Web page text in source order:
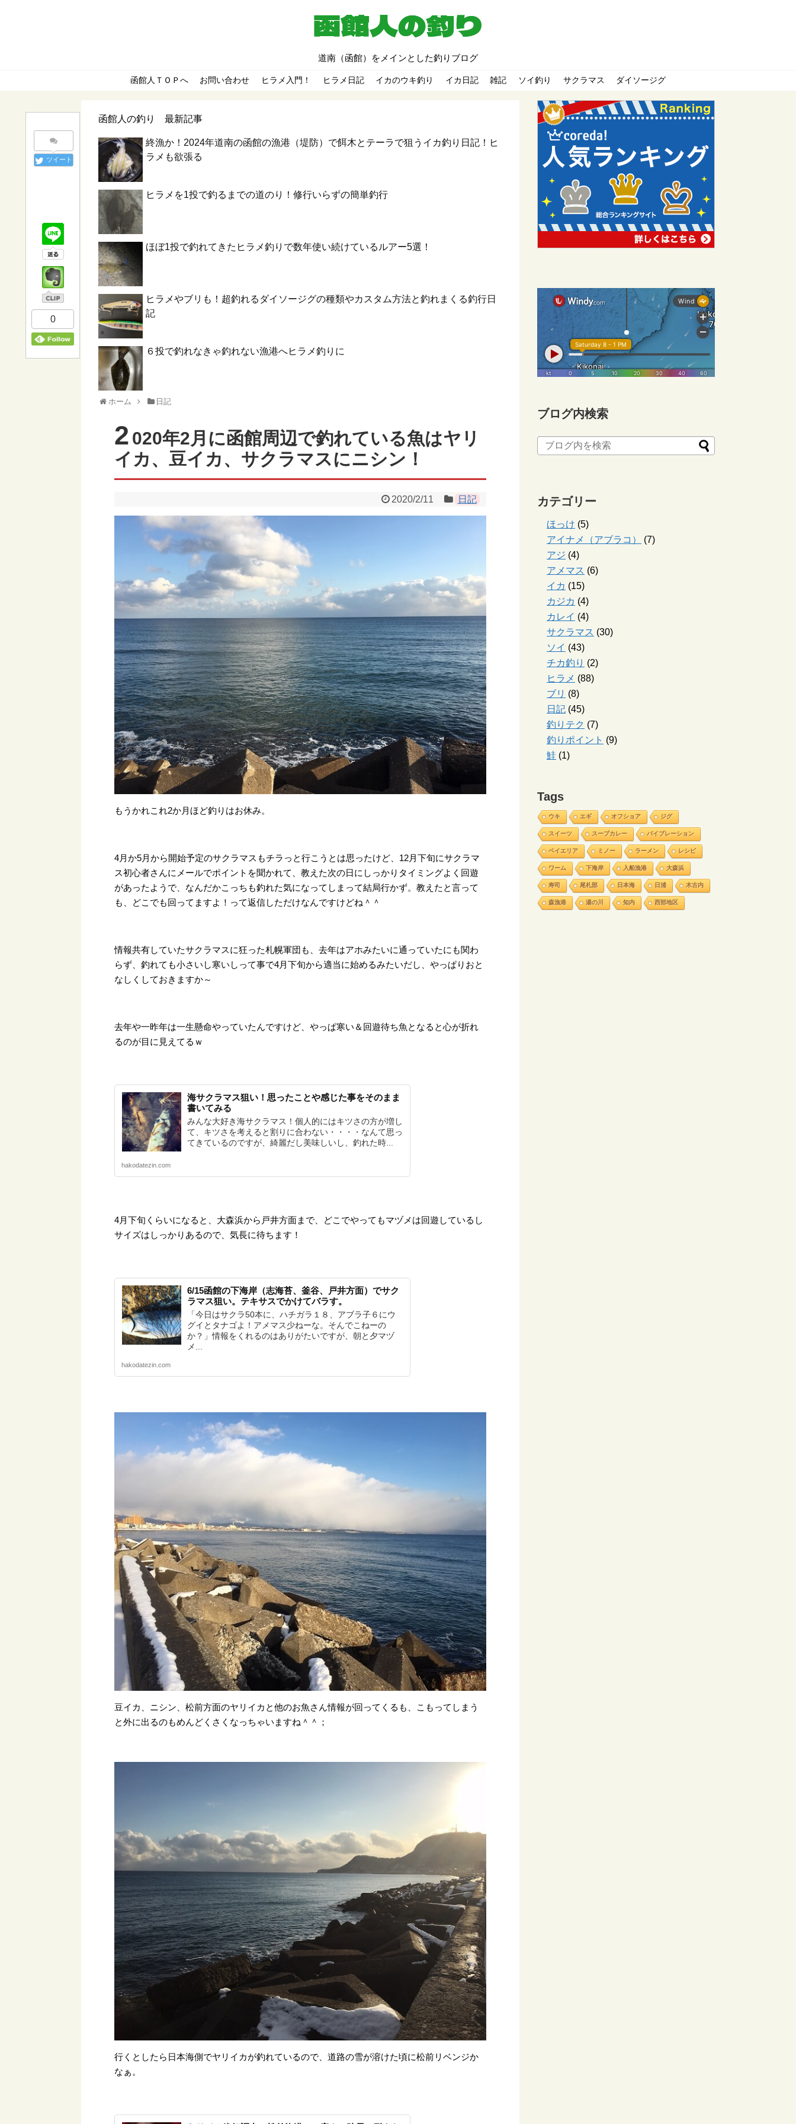
道南（函館）をメインとした釣りブログ
函館人ＴＯＰへ お問い合わせ ヒラメ入門！ ヒラメ日記 イカのウキ釣り イカ日記 雑記 ソイ釣り サクラマス ダイソージグ
函館人の釣り 最新記事
終漁か！2024年道南の函館の漁港（堤防）で餌木とテーラで狙うイカ釣り日記！ヒ
ラメも欲張る
ヒラメを1投で釣るまでの道のり！修行いらずの簡単釣行
ほぼ1投で釣れてきたヒラメ釣りで数年使い続けているルアー5選！
ヒラメやブリも！超釣れるダイソージグの種類やカスタム方法と釣れまくる釣行日
記
６投で釣れなきゃ釣れない漁港へヒラメ釣りに
ホーム 日記
ツイート
0
2 020年2月に函館周辺で釣れている魚はヤリ
イカ、豆イカ、サクラマスにニシン！
2020/2/11 日記
もうかれこれ2か月ほど釣りはお休み。
4月か5月から開始予定のサクラマスもチラっと行こうとは思ったけど、12月下旬にサクラマ
ス初心者さんにメールでポイントを聞かれて、教えた次の日にしっかりタイミングよく回遊
があったようで、なんだかこっちも釣れた気になってしまって結局行かず。教えたと言って
も、どこでも回ってますよ！って返信しただけなんですけどね＾＾
情報共有していたサクラマスに狂った札幌軍団も、去年はアホみたいに通っていたにも関わ
らず、釣れても小さいし寒いしって事で4月下旬から適当に始めるみたいだし、やっぱりおと
なしくしておきますか～
去年や一昨年は一生懸命やっていたんですけど、やっぱ寒い＆回遊待ち魚となると心が折れ
るのが目に見えてるｗ
海サクラマス狙い！思ったことや感じた事をそのまま
書いてみる
みんな大好き海サクラマス！個人的にはキツさの方が増し
て、キツさを考えると割りに合わない・・・・なんて思っ
てきているのですが、綺麗だし美味しいし、釣れた時...
hakodatezin.com
4月下旬くらいになると、大森浜から戸井方面まで、どこでやってもマヅメは回遊しているし
サイズはしっかりあるので、気長に待ちます！
6/15函館の下海岸（志海苔、釜谷、戸井方面）でサク
ラマス狙い。テキサスでかけてバラす。
「今日はサクラ50本に、ハチガラ１８、アブラ子６にウ
グイとタナゴよ！アメマス少ねーな。そんでこねーの
か？」情報をくれるのはありがたいですが、朝と夕マヅ
メ...
hakodatezin.com
豆イカ、ニシン、松前方面のヤリイカと他のお魚さん情報が回ってくるも、こもってしまう
と外に出るのもめんどくさくなっちゃいますね＾＾；
行くとしたら日本海側でヤリイカが釣れているので、道路の雪が溶けた頃に松前リベンジか
なぁ。
ブログ内検索
カテゴリー
ほっけ (5)
アイナメ（アブラコ）
(7)
アジ (4)
アメマス (6)
イカ (15)
カジカ (4)
カレイ (4)
サクラマス (30)
ソイ (43)
チカ釣り (2)
ヒラメ (88)
ブリ (8)
日記 (45)
釣りテク (7)
釣りポイント (9)
鮭 (1)
Tags
ウキ エギ オフショア ジグ
スイーツ スープカレー バイブレーション
ベイエリア ミノー ラーメン レシピ
ワーム 下海岸 入船漁港 大森浜
寿司 尾札部 日本海 日浦 木古内
森漁港 湯の川 知内 西部地区